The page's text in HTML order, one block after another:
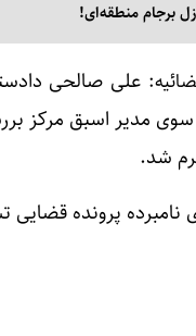
برجام منطقه‌ای!
علی صالحی
سوی مدیر اسبق مرکز
شد.
نامبرده پرونده